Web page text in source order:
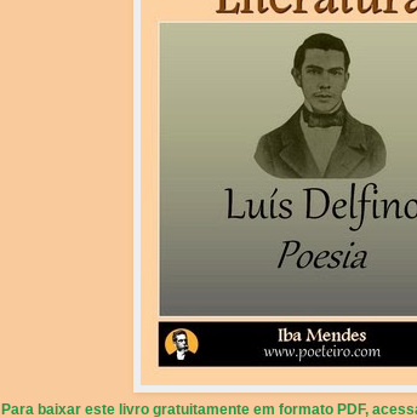
Para baixar este livro gratuitamente em formato PDF,